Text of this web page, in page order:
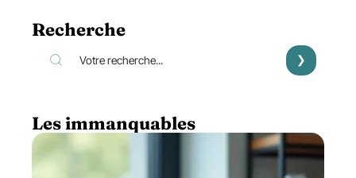
Recherche
Les immanquables